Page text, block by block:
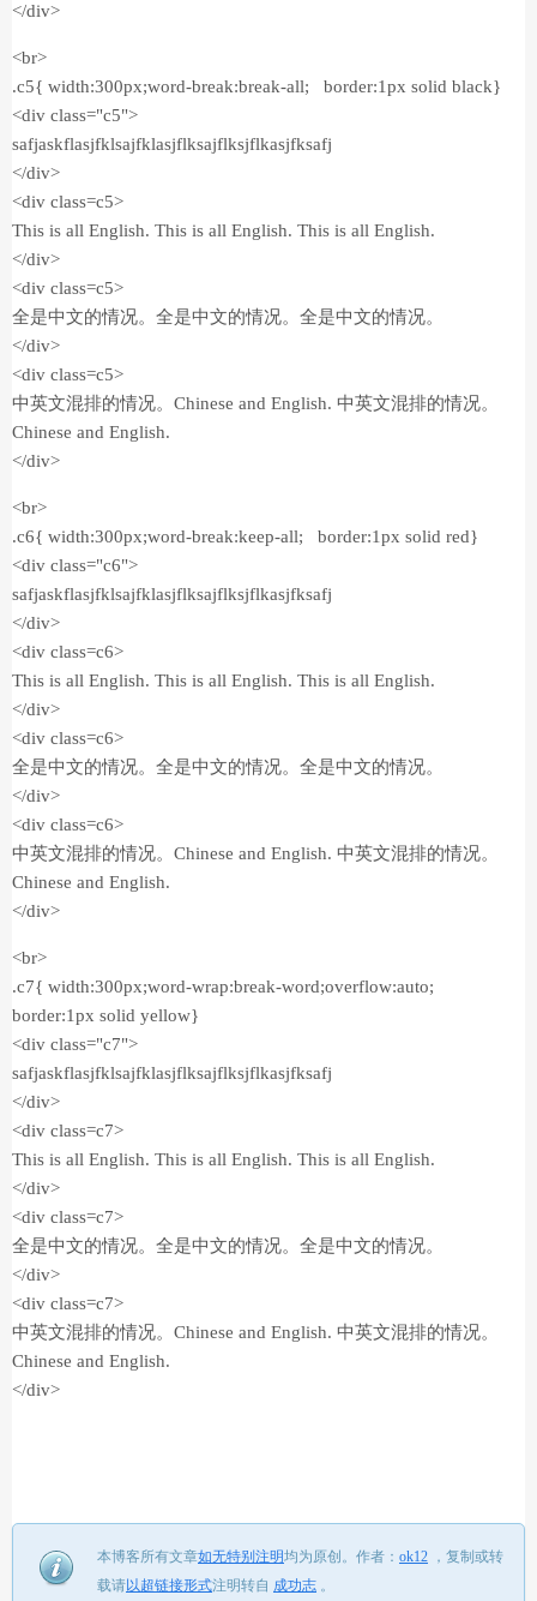
</div>
<br>
.c5{ width:300px;word-break:break-all; border:1px solid black}
<div class="c5">
safjaskflasjfklsajfklasjflksajflksjflkasjfksafj
</div>
<div class=c5>
This is all English. This is all English. This is all English.
</div>
<div class=c5>
全是中文的情况。全是中文的情况。全是中文的情况。
</div>
<div class=c5>
中英文混排的情况。Chinese and English. 中英文混排的情况。
Chinese and English.
</div>
<br>
.c6{ width:300px;word-break:keep-all; border:1px solid red}
<div class="c6">
safjaskflasjfklsajfklasjflksajflksjflkasjfksafj
</div>
<div class=c6>
This is all English. This is all English. This is all English.
</div>
<div class=c6>
全是中文的情况。全是中文的情况。全是中文的情况。
</div>
<div class=c6>
中英文混排的情况。Chinese and English. 中英文混排的情况。
Chinese and English.
</div>
<br>
.c7{ width:300px;word-wrap:break-word;overflow:auto;
border:1px solid yellow}
<div class="c7">
safjaskflasjfklsajfklasjflksajflksjflkasjfksafj
</div>
<div class=c7>
This is all English. This is all English. This is all English.
</div>
<div class=c7>
全是中文的情况。全是中文的情况。全是中文的情况。
</div>
<div class=c7>
中英文混排的情况。Chinese and English. 中英文混排的情况。
Chinese and English.
</div>
本博客所有文章如无特别注明均为原创。 作者： ok12 ， 复制或转
载请以超链接形式注明转自 成功志 。